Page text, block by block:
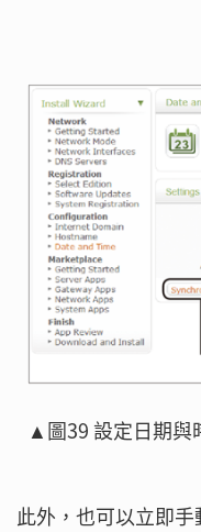
▲圖39 設定日期與
此外，也可以立即